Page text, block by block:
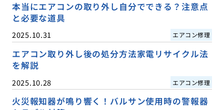
本当にエアコンの取り外し自分でできる？注意点
と必要な道具
2025.10.31 エアコン修理
エアコン取り外し後の処分方法家電リサイクル法
を解説
2025.10.28 エアコン修理
火災報知器が鳴り響く！バルサン使用時の警報器